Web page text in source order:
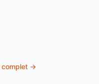
complet →